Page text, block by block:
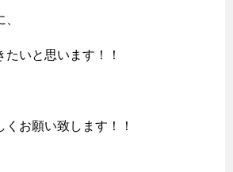
いと思います！！
お願い致します！！